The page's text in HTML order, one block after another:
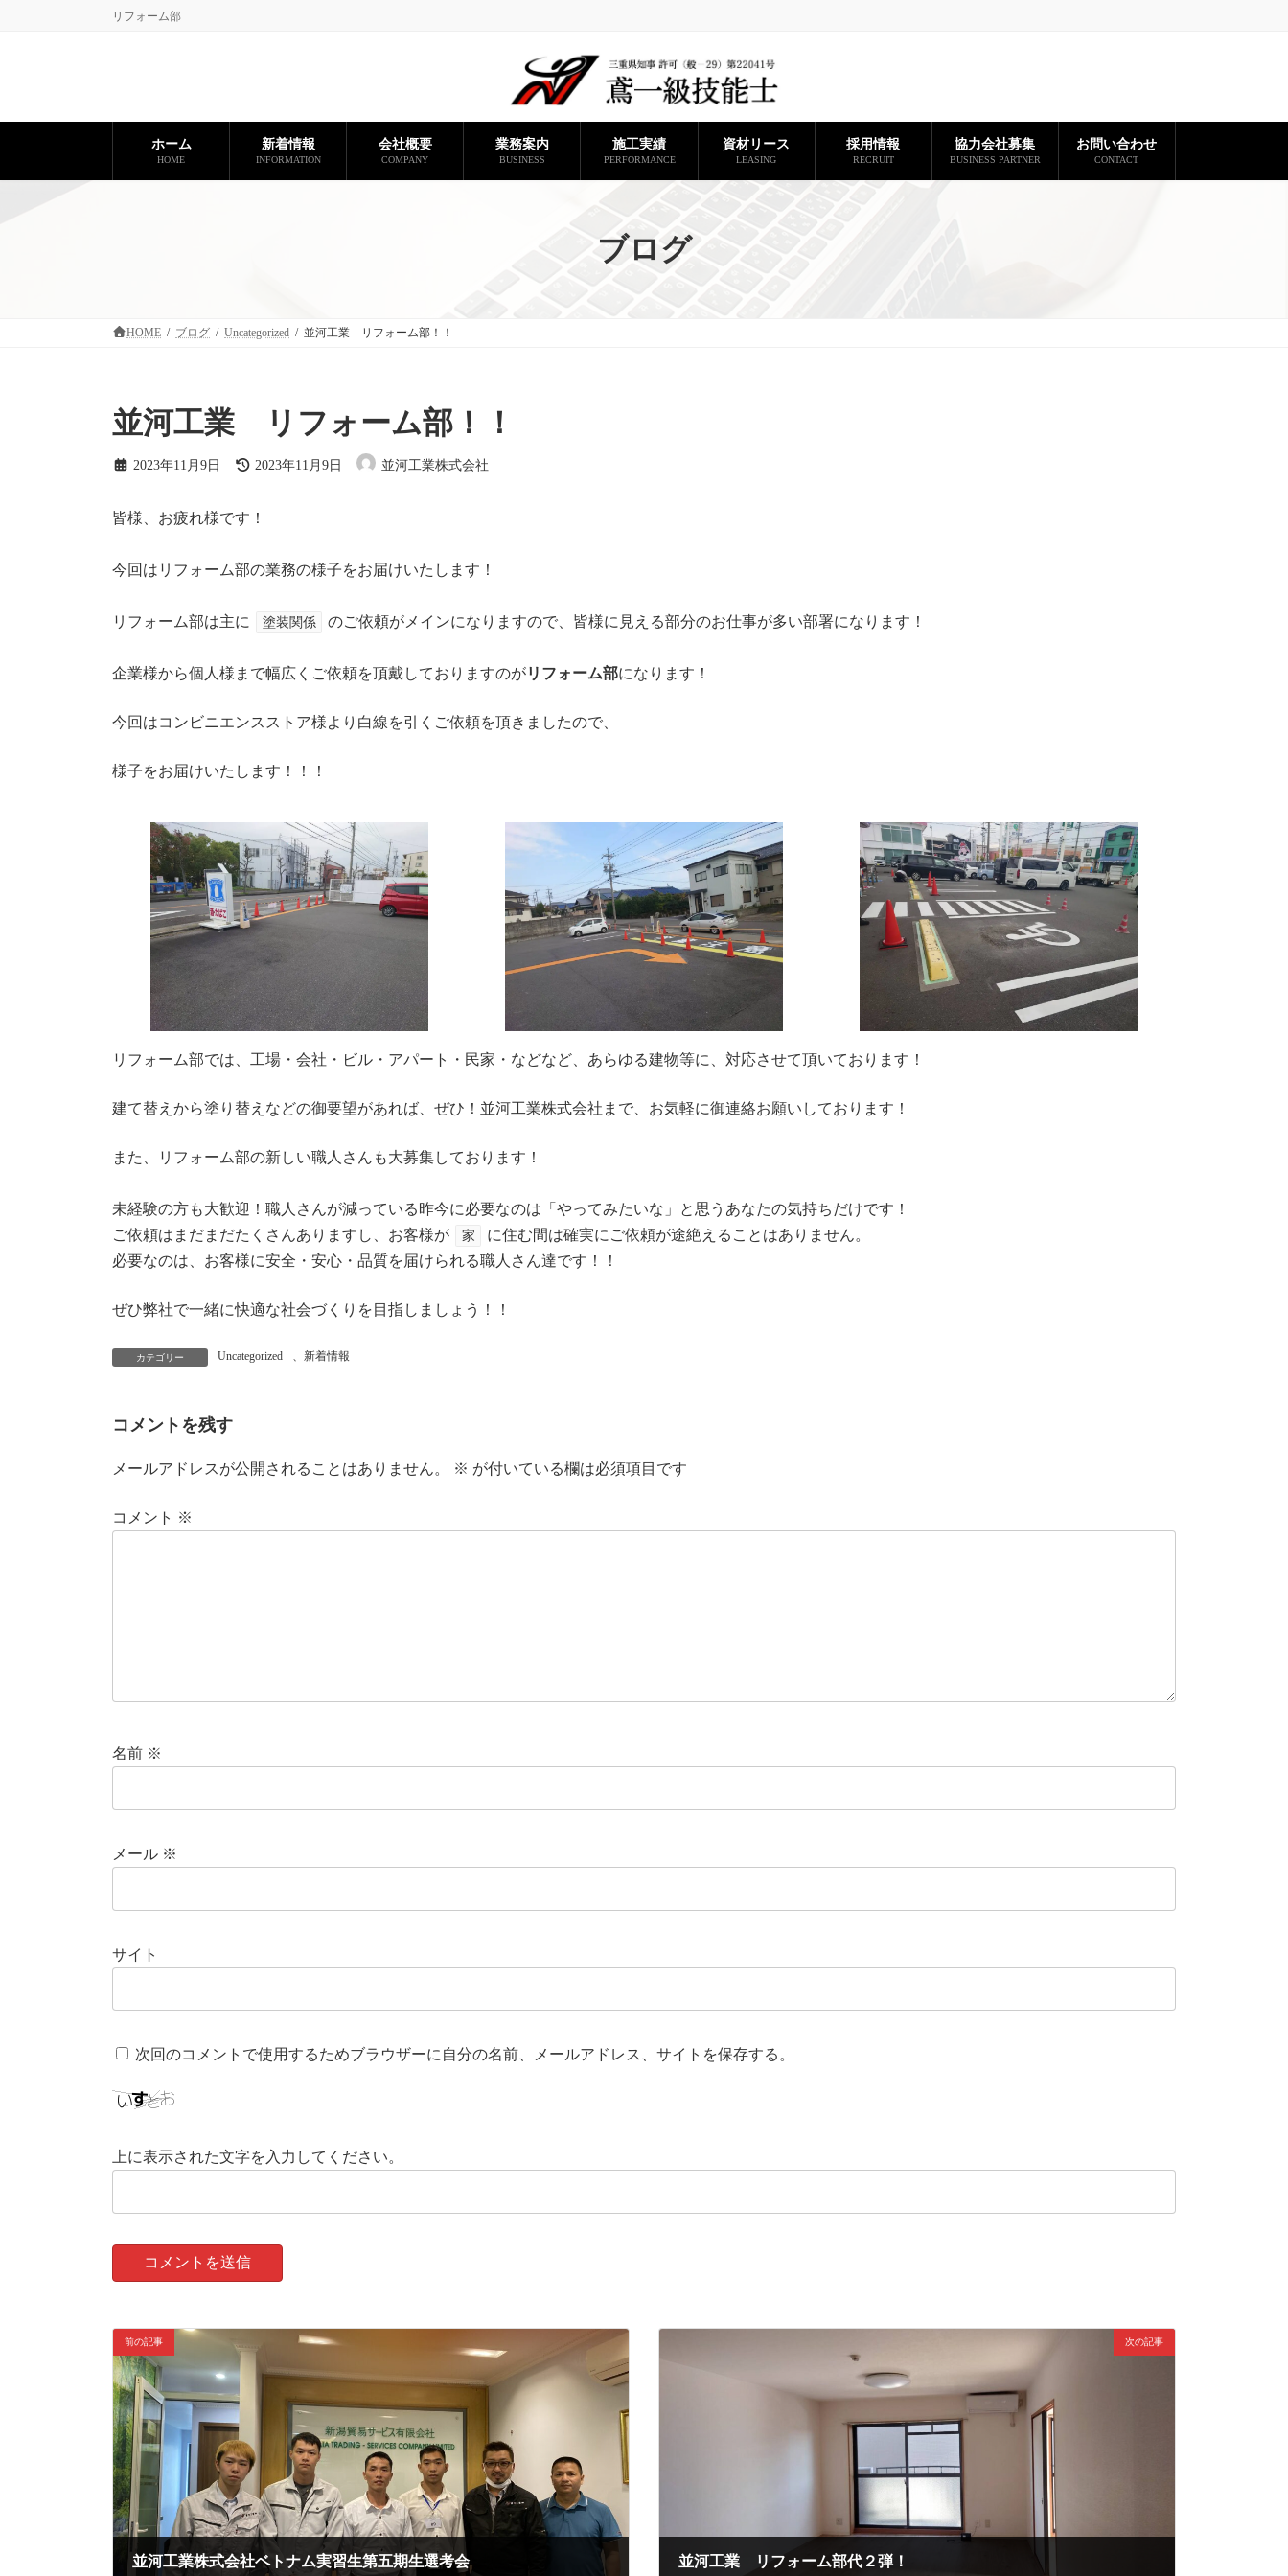
リフォーム部
ホーム
HOME
新着情報
INFORMATION
会社概要
COMPANY
業務案内
BUSINESS
施工実績
PERFORMANCE
資材リース
LEASING
採用情報
RECRUIT
協力会社募集
BUSINESS PARTNER
お問い合わせ
CONTACT
ブログ
HOME ブログ Uncategorized 並河工業 リフォーム部！！
並河工業 リフォーム部！！
2023年11月9日
最
新
日
2023年11月9日 並河工業株式会社
皆様、お疲れ様です！
今回はリフォーム部の業務の様子をお届けいたします！
リフォーム部は主に 塗装関係 のご依頼がメインになりますので、皆様に見える部分のお仕事が多い部署になります！
企業様から個人様まで幅広くご依頼を頂戴しておりますのがリフォーム部になります！
今回はコンビニエンスストア様より白線を引くご依頼を頂きましたので、
様子をお届けいたします！！！
リフォーム部では、工場・会社・ビル・アパート・民家・などなど、あらゆる建物等に、対応させて頂いております！
建て替えから塗り替えなどの御要望があれば、ぜひ！並河工業株式会社まで、お気軽に御連絡お願いしております！
また、リフォーム部の新しい職人さんも大募集しております！
未経験の方も大歓迎！職人さんが減っている昨今に必要なのは「やってみたいな」と思うあなたの気持ちだけです！
ご依頼はまだまだたくさんありますし、お客様が
家
に住む間は確実にご依頼が途絶えることはありません。
必要なのは、お客様に安全・安心・品質を届けられる職人さん達です！！
ぜひ弊社で一緒に快適な社会づくりを目指しましょう！！
カテゴリー Uncategorized 新着情報
コメントを残す
メールアドレスが公開されることはありません。 ※ が付いている欄は必須項目です
コメント ※
名前 ※
メール ※
サイト
次回のコメントで使用するためブラウザーに自分の名前、メールアドレス、サイトを保存する。
上に表示された文字を入力してください。
前の記事
並河工業株式会社ベトナム実習生第五期生選考会
次の記事
並河工業 リフォーム部代２弾！